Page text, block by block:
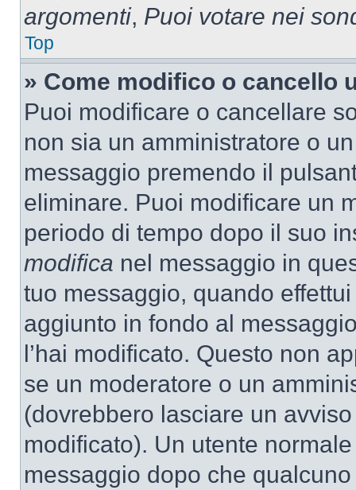
argomenti, Puoi votare nei
Top
» Come modifico o cancello
Puoi modificare o cancellare
non sia un amministratore o
messaggio premendo il
eliminare. Puoi modificare un
periodo di tempo dopo il suo
modifica nel messaggio in
tuo messaggio, quando
aggiunto in fondo al
l’hai modificato. Questo non
se un moderatore o un
(dovrebbero lasciare un
modificato). Un utente
messaggio dopo che